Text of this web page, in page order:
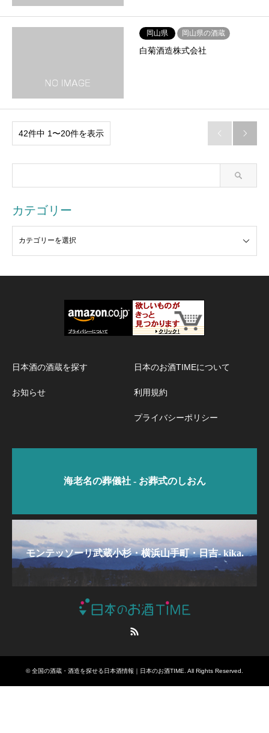
岡山県 岡山県の酒蔵
白菊酒造株式会社
42件中 1〜20件を表示  
カテゴリー
日本酒の酒蔵を探す
お知らせ
日本のお酒TIMEについて
利用規約
プライバシーポリシー
海老名の葬儀社 - お葬式のしおん
モンテッソーリ武蔵小杉・横浜山手町・日吉- kika.
©全国の酒蔵・酒造を探せる日本酒情報｜日本のお酒TIME. All Rights Reserved.